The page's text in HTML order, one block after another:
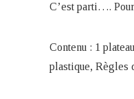
C’est parti….
Contenu : 1
plastique, Règles